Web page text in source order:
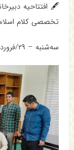
🖋 افتتاحیه
تخصصی کلام
سه‌شنبه – ٢٩/فروردین‌ماه/١۴٠٢